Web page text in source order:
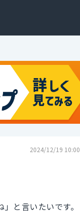
2024/12/19 10:00
と言いたいです。